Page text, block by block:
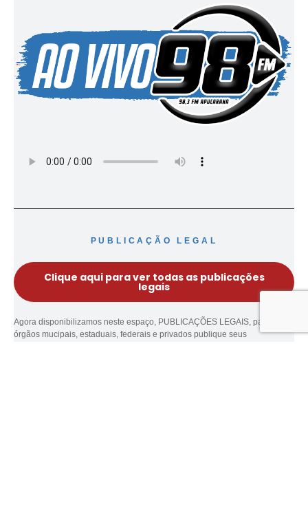
PUBLICAÇÃO LEGAL
Clique aqui para ver todas as publicações
legais
Agora disponibilizamos neste espaço, PUBLICAÇÕES LEGAIS, para que
órgãos mucipais, estaduais, federais e privados publique seus